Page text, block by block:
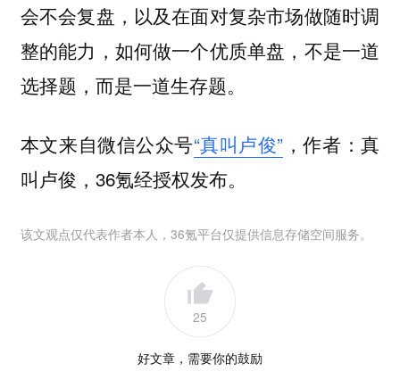
会不会复盘，以及在面对复杂市场做随时调
整的能力，如何做一个优质单盘，不是一道
选择题， 而是一道生存题。
本文来自微信公众号“真叫卢俊” ，作者：真
叫卢俊，36氪经授权发布。
该文观点仅代表作者本人，36氪平台仅提供信息存储空间服务。
25
好文章，需要你的鼓励